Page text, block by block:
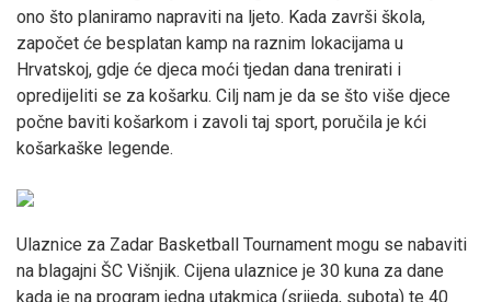
ono što planiramo napraviti na ljeto. Kada završi škola,
započet će besplatan kamp na raznim lokacijama u
Hrvatskoj, gdje će djeca moći tjedan dana trenirati i
opredijeliti se za košarku. Cilj nam je da se što više djece
počne baviti košarkom i zavoli taj sport, poručila je kći
košarkaške legende.
Ulaznice za Zadar Basketball Tournament mogu se nabaviti
na blagajni ŠC Višnjik. Cijena ulaznice je 30 kuna za dane
kada je na program jedna utakmica (srijeda, subota) te 40